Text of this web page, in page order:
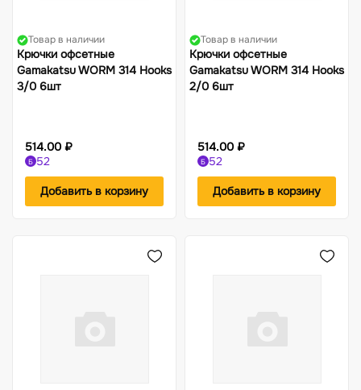
Товар в наличии
Крючки офсетные
Gamakatsu WORM 314 Hooks
3/0 6шт
514.00 ₽
Б 52
Добавить в корзину
Товар в наличии
Крючки офсетные
Gamakatsu WORM 314 Hooks
2/0 6шт
514.00 ₽
Б 52
Добавить в корзину